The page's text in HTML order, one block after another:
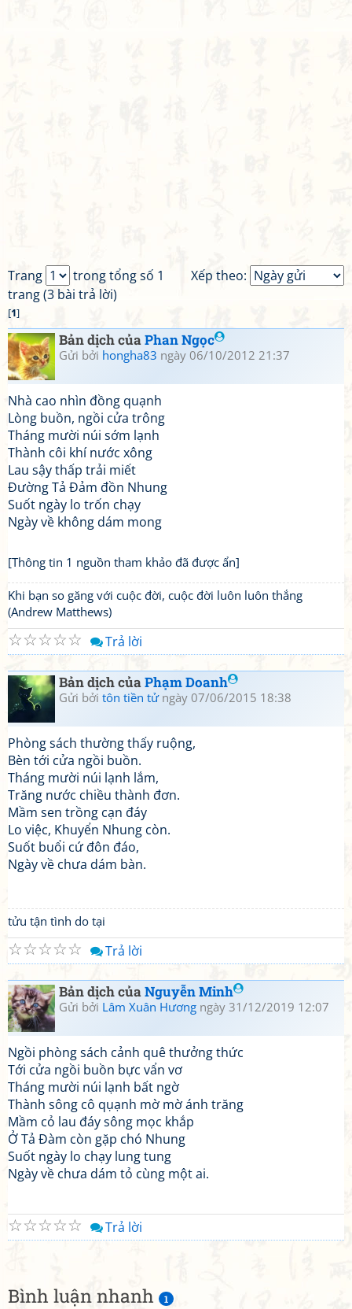
Bình luận nhanh 1
Xếp theo:
Trang
trong tổng số 1
trang (3 bài trả lời)
[1]
Bản dịch củaPhan Ngọc
Gửi bởi hongha83 ngày 06/10/2012 21:37
Nhà cao nhìn đồng quạnh
Lòng buồn, ngồi cửa trông
Tháng mười núi sớm lạnh
Thành côi khí nước xông
Lau sậy thấp trải miết
Đường Tả Đảm đồn Nhung
Suốt ngày lo trốn chạy
Ngày về không dám mong
[Thông tin 1 nguồn tham khảo đã được ẩn]
Khi bạn so găng với cuộc đời, cuộc đời luôn luôn thắng
(Andrew Matthews)
☆
☆
☆
☆
☆ Trả lời
Bản dịch củaPhạm Doanh
Gửi bởi tôn tiền tửngày 07/06/2015 18:38
Phòng sách thường thấy ruộng,
Bèn tới cửa ngồi buồn.
Tháng mười núi lạnh lắm,
Trăng nước chiều thành đơn.
Mầm sen trồng cạn đáy
Lo việc, Khuyển Nhung còn.
Suốt buổi cứ đôn đáo,
Ngày về chưa dám bàn.
tửu tận tình do tại
☆
☆
☆
☆
☆ Trả lời
Bản dịch củaNguyễn Minh
Gửi bởi Lâm Xuân Hương ngày 31/12/2019 12:07
Ngồi phòng sách cảnh quê thưởng thức
Tới cửa ngồi buồn bực vẩn vơ
Tháng mười núi lạnh bất ngờ
Thành sông cô qụạnh mờ mờ ánh trăng
Mầm cỏ lau đáy sông mọc khắp
Ở Tả Đàm còn gặp chó Nhung
Suốt ngày lo chạy lung tung
Ngày về chưa dám tỏ cùng một ai.
☆
☆
☆
☆
☆ Trả lời